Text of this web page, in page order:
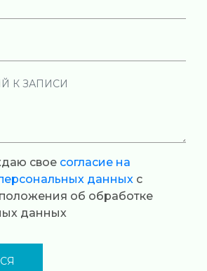
свое согласие на
данных с
об обработке
данных